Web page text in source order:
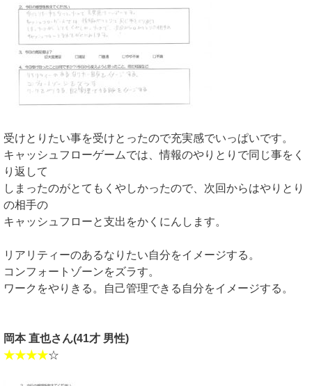
受けとりたい事を受けとったので充実感でいっぱいです。
キャッシュフローゲームでは、情報のやりとりで同じ事をく
り返して
しまったのがとてもくやしかったので、次回からはやりとり
の相手の
キャッシュフローと支出をかくにんします。
リアリティーのあるなりたい自分をイメージする。
コンフォートゾーンをズラす。
ワークをやりきる。自己管理できる自分をイメージする。
岡本 直也さん(41才 男性)
★★★★☆